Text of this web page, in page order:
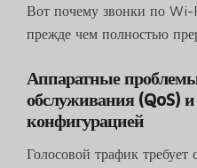
Вот почему звонки по Wi-
прежде чем полностью
Аппаратные
обслуживания (QoS)
конфигурацией
Голосовой трафик требует